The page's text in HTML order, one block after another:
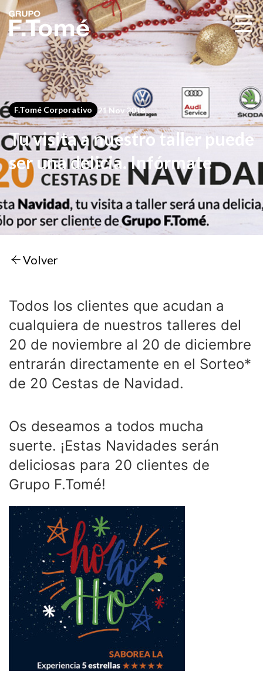
☰
F.Tomé Corporativo 21 Nov 2018
Tu visita a nuestro taller puede
ser una delicia. Infórmate
Volver
Todos los clientes que acudan a
cualquiera de nuestros talleres del
20 de noviembre al 20 de diciembre
entrarán directamente en el Sorteo*
de 20 Cestas de Navidad.
Os deseamos a todos mucha
suerte. ¡Estas Navidades serán
deliciosas para 20 clientes de
Grupo F.Tomé!